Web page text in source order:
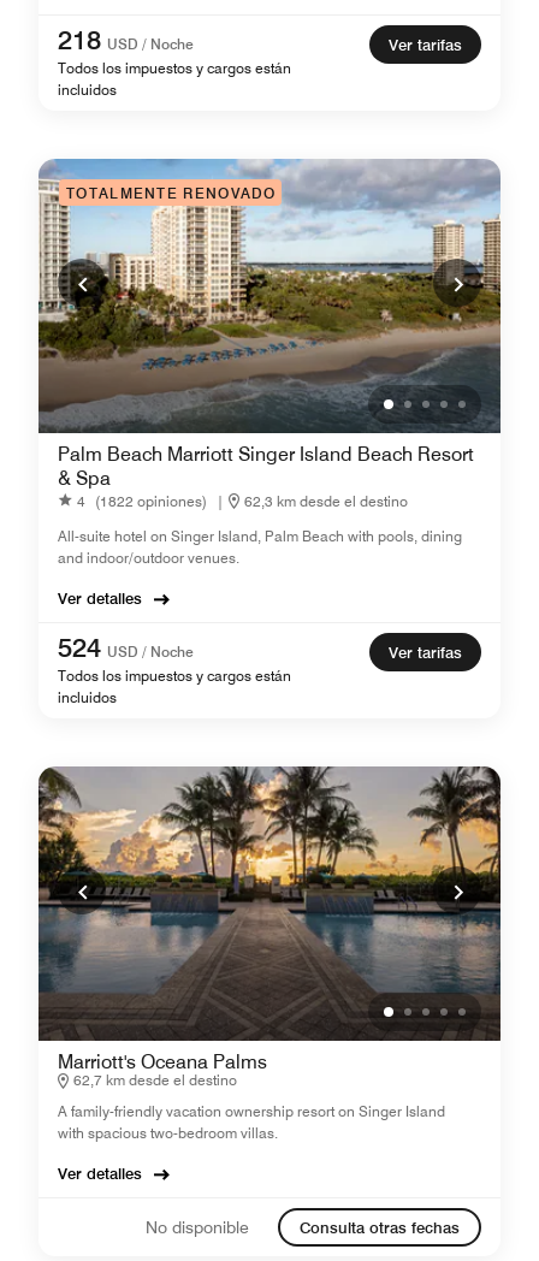
218 USD / Noche
Todos los impuestos y cargos están
incluidos
Ver tarifas
TOTALMENTE RENOVADO
Palm Beach Marriott Singer Island Beach Resort
& Spa
4 (1822 opiniones) |
62,3 km desde el destino
All-suite hotel on Singer Island, Palm Beach with pools, dining
and indoor/outdoor venues.
Ver detalles
524 USD / Noche
Todos los impuestos y cargos están
incluidos
Ver tarifas
Marriott's Oceana Palms
62,7 km desde el destino
A family-friendly vacation ownership resort on Singer Island
with spacious two-bedroom villas.
Ver detalles
No disponible Consulta otras fechas